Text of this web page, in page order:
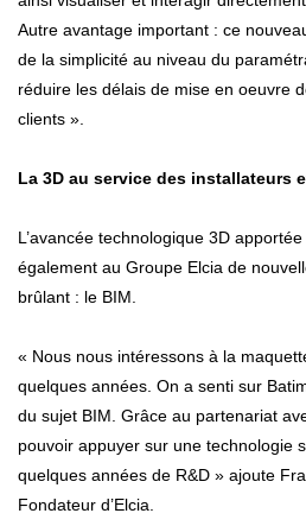
Autre avantage important : ce
de la simplicité au niveau du
réduire les délais de mise en oeuvre
clients ».
La 3D au service des installateurs
L’avancée technologique 3D
également au Groupe Elcia de
brûlant : le BIM.
« Nous nous intéressons à la
quelques années. On a senti sur
du sujet BIM. Grâce au partenariat
pouvoir appuyer sur une technologie
quelques années de R&D » ajoute
Fondateur d’Elcia.